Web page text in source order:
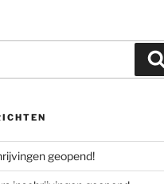
geopend!